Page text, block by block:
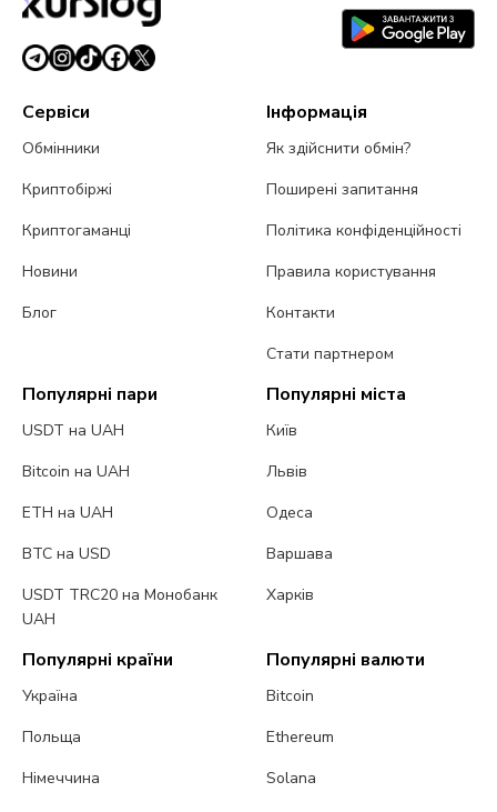
Сервіси
Обмінники
Криптобіржі
Криптогаманці
Новини
Блог
Інформація
Як здійснити обмін?
Поширені запитання
Політика конфіденційності
Правила користування
Контакти
Стати партнером
Популярні пари
USDT на UAH
Bitcoin на UAH
ETH на UAH
BTC на USD
USDT TRC20 на Монобанк
UAH
Популярні міста
Київ
Львів
Одеса
Варшава
Харків
Популярні країни
Україна
Польща
Німеччина
Популярні валюти
Bitcoin
Ethereum
Solana